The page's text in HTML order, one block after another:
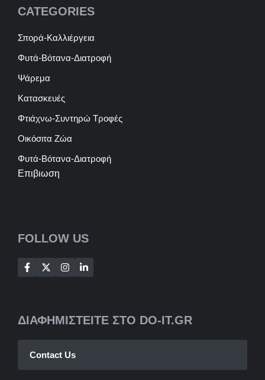
CATEGORIES
Σπορά-Καλλιέργεια
Φυτά-Βότανα-Διατροφή
Ψάρεμα
Κατασκευές
Φτιάχνω-Συντηρώ Τροφές
Οικόσιτα Ζώα
Φυτά-Βότανα-Διατροφή
Επιβιωση
FOLLOW US
ΔΙΑΦΗΜΙΣΤΕΙΤΕ ΣΤΟ DO-IT.GR
Contact Us